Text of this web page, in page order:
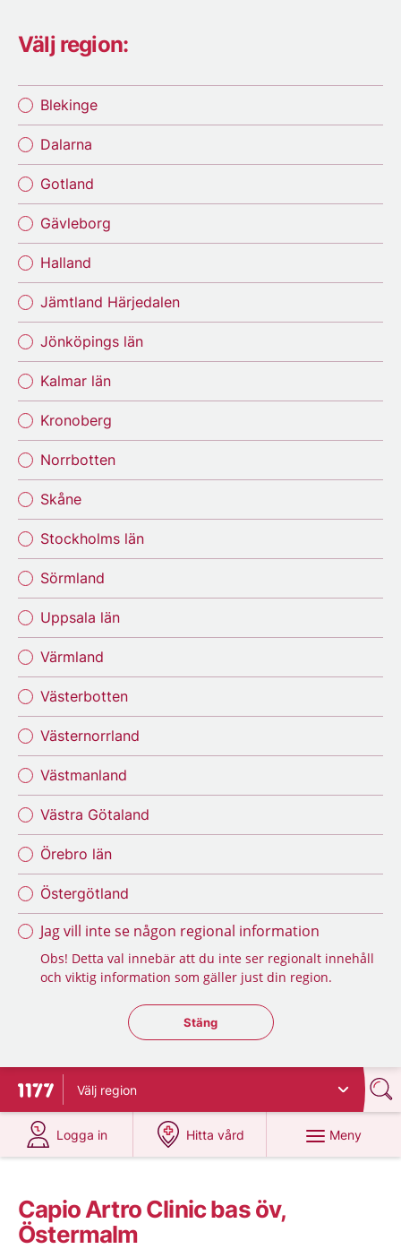
Välj region:
Blekinge
Dalarna
Gotland
Gävleborg
Halland
Jämtland Härjedalen
Jönköpings län
Kalmar län
Kronoberg
Norrbotten
Skåne
Stockholms län
Sörmland
Uppsala län
Värmland
Västerbotten
Västernorrland
Västmanland
Västra Götaland
Örebro län
Östergötland
Jag vill inte se någon regional information
Obs! Detta val innebär att du inte ser regionalt innehåll
och viktig information som gäller just din region.
Stäng regionsväljaren
Stäng
Till startsidan för 1177
Välj region
Logga in
på 1177.se
Hitta vård
på 1177.se
Meny
Capio Artro Clinic bas öv,
Östermalm